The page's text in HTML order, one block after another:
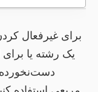
برای غیرفعال
یک رشته یا
دست‌نخورده